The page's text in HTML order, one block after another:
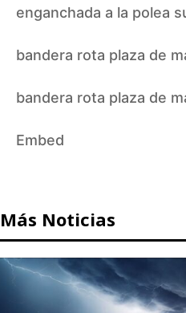
enganchada a la polea
bandera rota plaza de
bandera rota plaza de
Embed
Más Noticias